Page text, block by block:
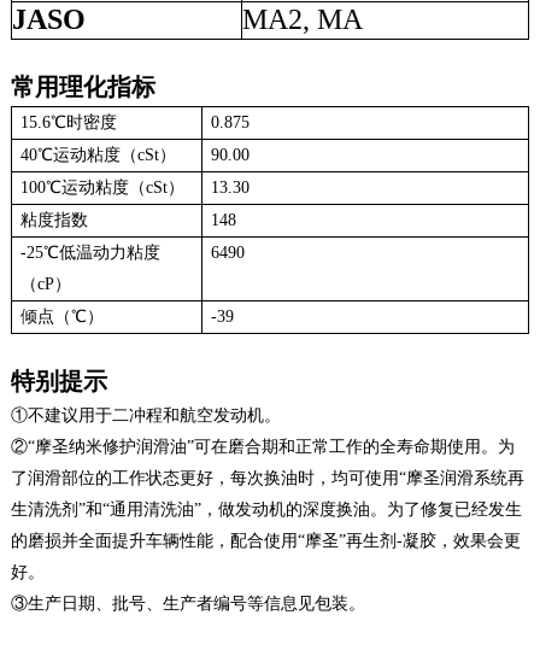
JASO
MA2, MA
常用理化指标
15.6℃时密度
0.875
40℃运动粘度（cSt）
90.00
100℃运动粘度（cSt）
13.30
粘度指数
148
-25℃低温动力粘度
（cP）
6490
倾点（℃） -39
特别提示
①不建议用于二冲程和航空发动机。
②“摩圣纳米修护润滑油”可在磨合期和正常工作的全寿命期使用。为
了润滑部位的工作状态更好，每次换油时，均可使用“摩圣润滑系统再
生清洗剂”和“通用清洗油”，做发动机的深度换油。为了修复已经发生
的磨损并全面提升车辆性能，配合使用“摩圣”再生剂-凝胶，效果会更
好。
③生产日期、批号、生产者编号等信息见包装。